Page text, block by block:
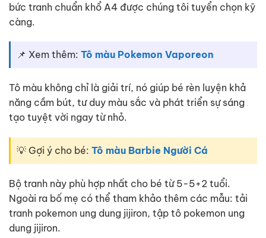
bức tranh chuẩn khổ A4 được chúng tôi tuyển chọn kỹ
càng.
📌 Xem thêm: Tô màu Pokemon Vaporeon
Tô màu không chỉ là giải trí, nó giúp bé rèn luyện khả
năng cầm bút, tư duy màu sắc và phát triển sự sáng
tạo tuyệt vời ngay từ nhỏ.
💡 Gợi ý cho bé: Tô màu Barbie Người Cá
Bộ tranh này phù hợp nhất cho bé từ 5-5+2 tuổi.
Ngoài ra bố mẹ có thể tham khảo thêm các mẫu: tải
tranh pokemon ung dung jijiron, tập tô pokemon ung
dung jijiron.